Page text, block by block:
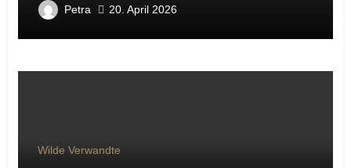
Petra 20. April 2026
Wilde Verwandte